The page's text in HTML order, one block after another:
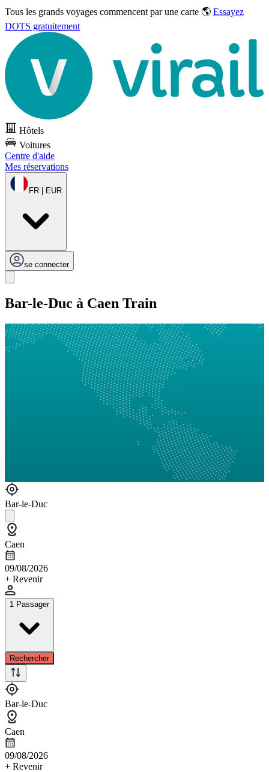
Tous les grands voyages commencent par une carte 🌎 Essayez
DOTS gratuitement
Hôtels
Voitures
Centre d'aide
Mes réservations
FR | EUR
se connecter
Bar-le-Duc à Caen Train
Bar-le-Duc
Caen
09/08/2026
+ Revenir
1 Passager
Rechercher
Bar-le-Duc
Caen
09/08/2026
+ Revenir